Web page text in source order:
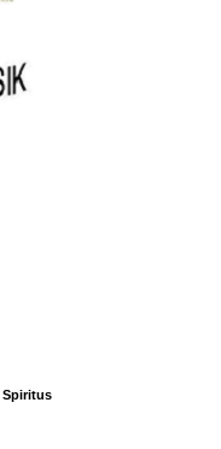
Spiritus